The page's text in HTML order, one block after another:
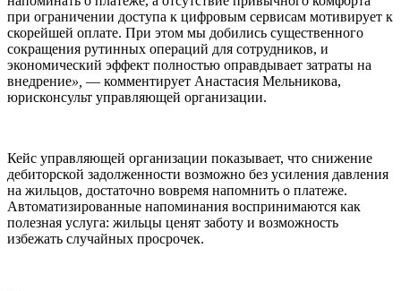
при ограничении доступа к цифровым сервисам мотивирует к
скорейшей оплате. При этом мы добились существенного
сокращения рутинных операций для сотрудников, и
экономический эффект полностью оправдывает затраты на
внедрение», — комментирует Анастасия Мельникова,
юрисконсульт управляющей организации.
Кейс управляющей организации показывает, что снижение
дебиторской задолженности возможно без усиления давления
на жильцов, достаточно вовремя напомнить о платеже.
Автоматизированные напоминания воспринимаются как
полезная услуга: жильцы ценят заботу и возможность
избежать случайных просрочек.